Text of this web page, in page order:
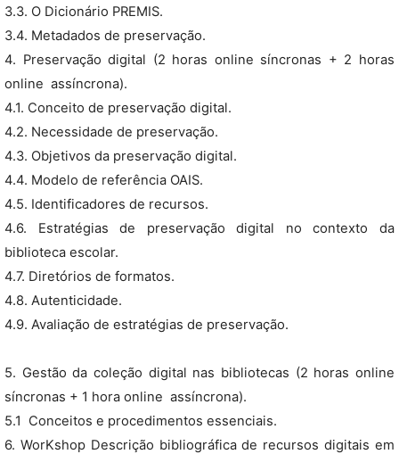
3.3. O Dicionário PREMIS.
3.4. Metadados de preservação.
4. Preservação digital (2 horas online síncronas + 2 horas
online  assíncrona).
4.1. Conceito de preservação digital.
4.2. Necessidade de preservação.
4.3. Objetivos da preservação digital.
4.4. Modelo de referência OAIS.
4.5. Identificadores de recursos.
4.6. Estratégias de preservação digital no contexto da
biblioteca escolar.
4.7. Diretórios de formatos.
4.8. Autenticidade.
4.9. Avaliação de estratégias de preservação.
5. Gestão da coleção digital nas bibliotecas (2 horas online
síncronas + 1 hora online  assíncrona).
5.1  Conceitos e procedimentos essenciais.
6. WorKshop Descrição bibliográfica de recursos digitais em